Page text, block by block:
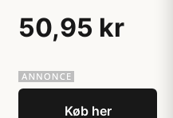
50,95 kr
Køb her